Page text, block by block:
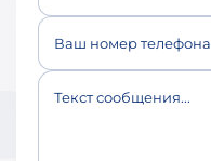
Ваш номер телефона
Текст сообщения...